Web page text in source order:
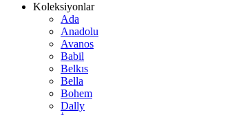
Koleksiyonlar
Ada
Anadolu
Avanos
Babil
Belkıs
Bella
Bohem
Dally